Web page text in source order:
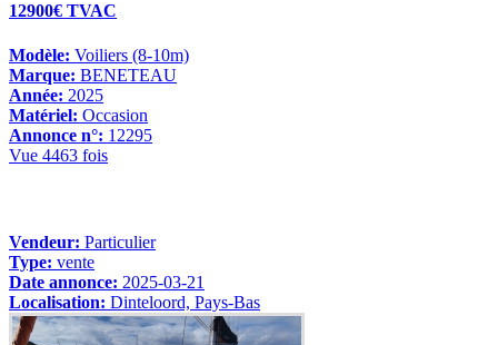
12900€ TVAC
Modèle: Voiliers (8-10m)
Marque: BENETEAU
Année: 2025
Matériel: Occasion
Annonce n°: 12295
Vue 4463 fois
Vendeur: Particulier
Type: vente
Date annonce: 2025-03-21
Localisation: Dinteloord, Pays-Bas